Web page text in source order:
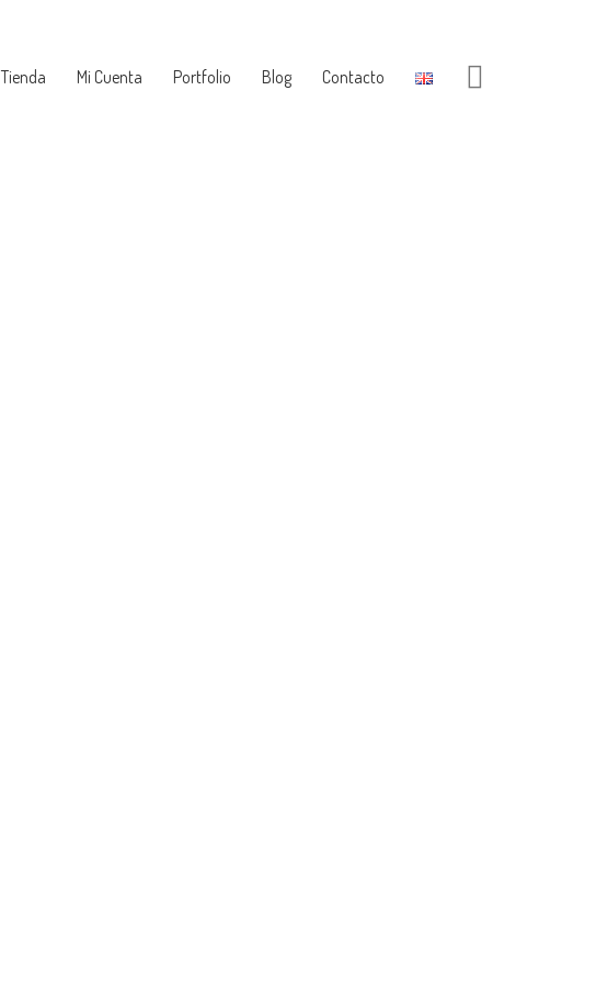
Tienda Mi Cuenta Portfolio Blog Contacto